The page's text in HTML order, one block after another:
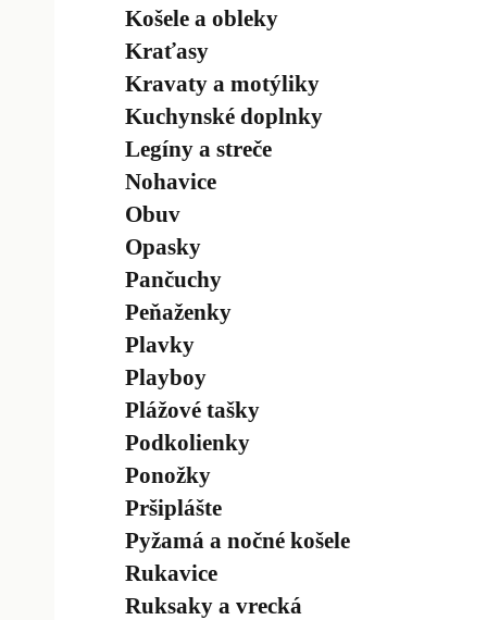
Košele a obleky
Kraťasy
Kravaty a motýliky
Kuchynské doplnky
Legíny a streče
Nohavice
Obuv
Opasky
Pančuchy
Peňaženky
Plavky
Playboy
Plážové tašky
Podkolienky
Ponožky
Pršiplášte
Pyžamá a nočné košele
Rukavice
Ruksaky a vrecká